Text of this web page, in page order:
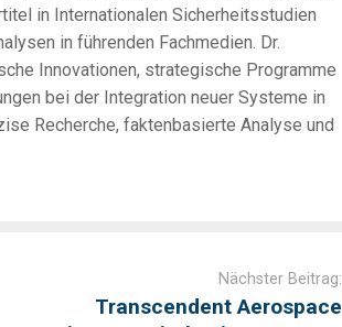
in Internationalen Sicherheitsstudien
in führenden Fachmedien. Dr.
Innovationen, strategische Programme
bei der Integration neuer Systeme in
Recherche, faktenbasierte Analyse und
Nächster Beitrag:
Transcendent Aerospace